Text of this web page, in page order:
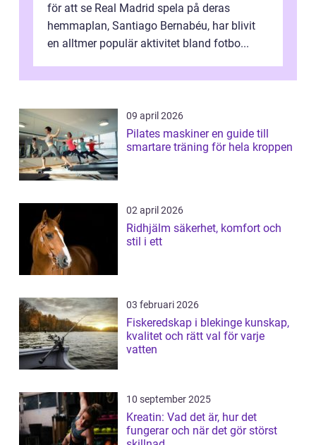
för att se Real Madrid spela på deras
hemmaplan, Santiago Bernabéu, har blivit
en alltmer populär aktivitet bland fotbo...
09 april 2026
Pilates maskiner en guide till
smartare träning för hela kroppen
02 april 2026
Ridhjälm säkerhet, komfort och
stil i ett
03 februari 2026
Fiskeredskap i blekinge kunskap,
kvalitet och rätt val för varje
vatten
10 september 2025
Kreatin: Vad det är, hur det
fungerar och när det gör störst